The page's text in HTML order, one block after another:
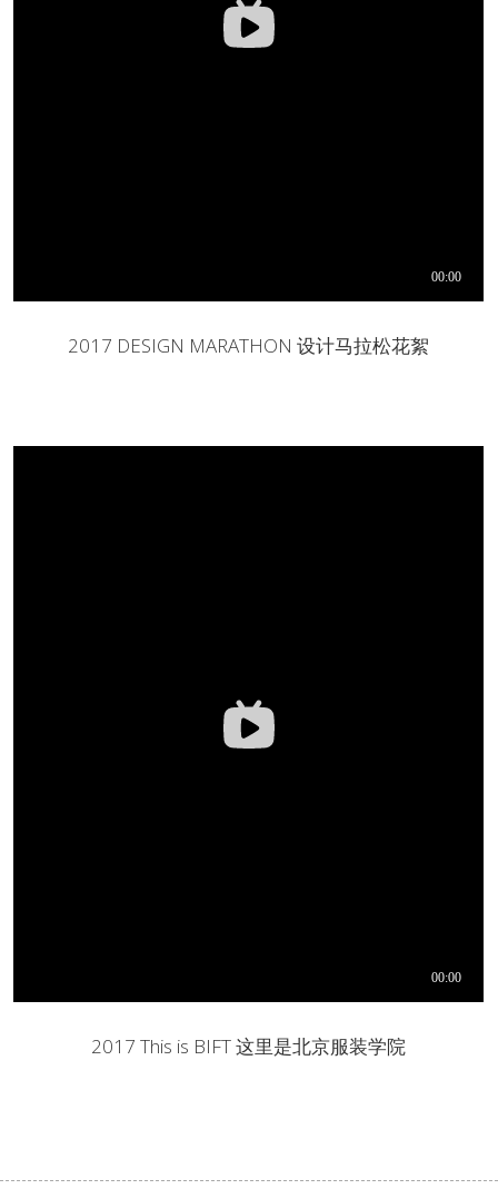
2017 DESIGN MARATHON 设计马拉松花絮
2017 This is BIFT 这里是北京服装学院